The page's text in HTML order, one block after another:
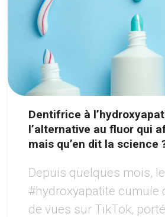
Dentifrice à
l’alternative au fluor qui
mais qu’en dit la science
Depuis quelques mois,
#hydroxyapatite cumule
de vues sur TikTok,